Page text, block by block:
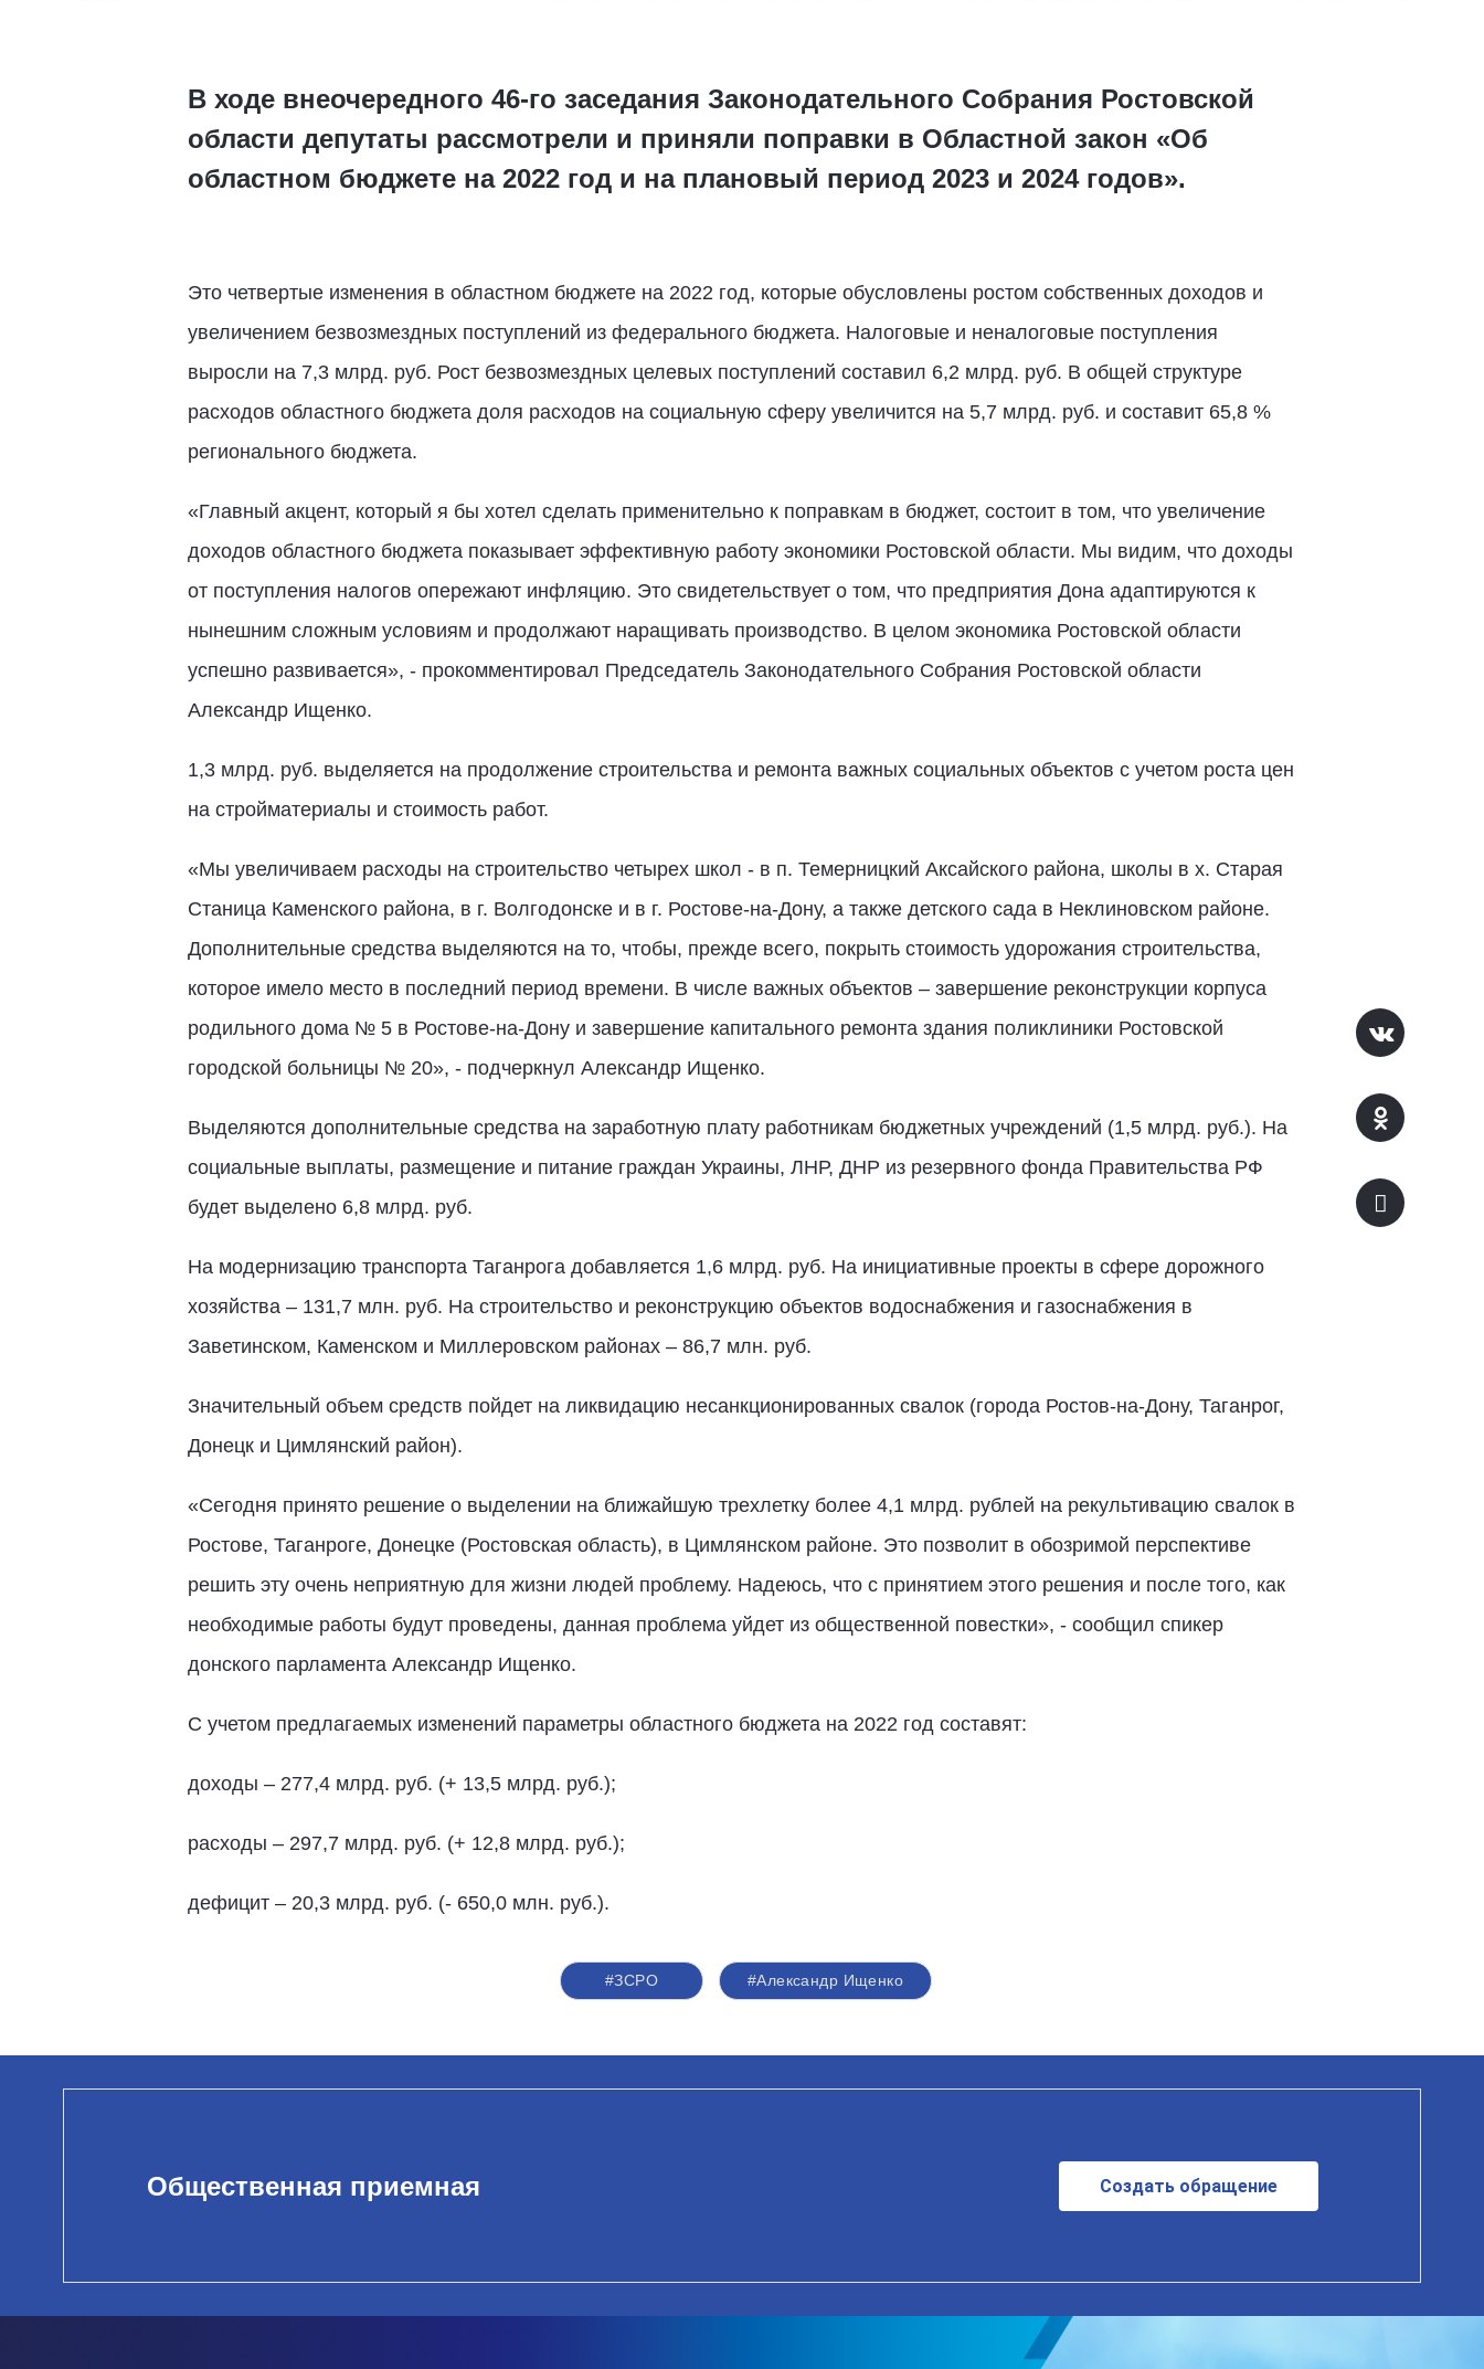
В ходе внеочередного 46-го заседания Законодательного Собрания Ростовской
области депутаты рассмотрели и приняли поправки в Областной закон «Об
областном бюджете на 2022 год и на плановый период 2023 и 2024 годов».
Это четвертые изменения в областном бюджете на 2022 год, которые обусловлены ростом собственных доходов и
увеличением безвозмездных поступлений из федерального бюджета. Налоговые и неналоговые поступления
выросли на 7,3 млрд. руб. Рост безвозмездных целевых поступлений составил 6,2 млрд. руб. В общей структуре
расходов областного бюджета доля расходов на социальную сферу увеличится на 5,7 млрд. руб. и составит 65,8 %
регионального бюджета.
«Главный акцент, который я бы хотел сделать применительно к поправкам в бюджет, состоит в том, что увеличение
доходов областного бюджета показывает эффективную работу экономики Ростовской области. Мы видим, что доходы
от поступления налогов опережают инфляцию. Это свидетельствует о том, что предприятия Дона адаптируются к
нынешним сложным условиям и продолжают наращивать производство. В целом экономика Ростовской области
успешно развивается», - прокомментировал Председатель Законодательного Собрания Ростовской области
Александр Ищенко.
1,3 млрд. руб. выделяется на продолжение строительства и ремонта важных социальных объектов с учетом роста цен
на стройматериалы и стоимость работ.
«Мы увеличиваем расходы на строительство четырех школ - в п. Темерницкий Аксайского района, школы в х. Старая
Станица Каменского района, в г. Волгодонске и в г. Ростове-на-Дону, а также детского сада в Неклиновском районе.
Дополнительные средства выделяются на то, чтобы, прежде всего, покрыть стоимость удорожания строительства,
которое имело место в последний период времени. В числе важных объектов – завершение реконструкции корпуса
родильного дома № 5 в Ростове-на-Дону и завершение капитального ремонта здания поликлиники Ростовской
городской больницы № 20», - подчеркнул Александр Ищенко.
Выделяются дополнительные средства на заработную плату работникам бюджетных учреждений (1,5 млрд. руб.). На
социальные выплаты, размещение и питание граждан Украины, ЛНР, ДНР из резервного фонда Правительства РФ
будет выделено 6,8 млрд. руб.
На модернизацию транспорта Таганрога добавляется 1,6 млрд. руб. На инициативные проекты в сфере дорожного
хозяйства – 131,7 млн. руб. На строительство и реконструкцию объектов водоснабжения и газоснабжения в
Заветинском, Каменском и Миллеровском районах – 86,7 млн. руб.
Значительный объем средств пойдет на ликвидацию несанкционированных свалок (города Ростов-на-Дону, Таганрог,
Донецк и Цимлянский район).
«Сегодня принято решение о выделении на ближайшую трехлетку более 4,1 млрд. рублей на рекультивацию свалок в
Ростове, Таганроге, Донецке (Ростовская область), в Цимлянском районе. Это позволит в обозримой перспективе
решить эту очень неприятную для жизни людей проблему. Надеюсь, что с принятием этого решения и после того, как
необходимые работы будут проведены, данная проблема уйдет из общественной повестки», - сообщил спикер
донского парламента Александр Ищенко.
С учетом предлагаемых изменений параметры областного бюджета на 2022 год составят:
доходы – 277,4 млрд. руб. (+ 13,5 млрд. руб.);
расходы – 297,7 млрд. руб. (+ 12,8 млрд. руб.);
дефицит – 20,3 млрд. руб. (- 650,0 млн. руб.).
#ЗСРО #Александр Ищенко
Общественная приемная Создать обращение